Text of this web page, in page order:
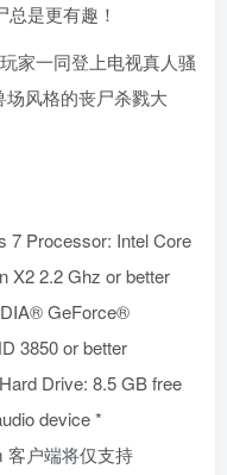
是更有趣！
玩家一同登上电视真人骚
场风格的丧尸杀戮大
7 Processor: Intel Core
X2 2.2 Ghz or better
GeForce®
3850 or better
Drive: 8.5 GB free
device *
客户端将仅支持